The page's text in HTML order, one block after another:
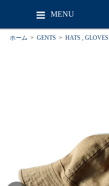
MENU
ホーム > GENTS > HATS ,